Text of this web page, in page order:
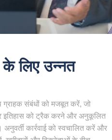
के लिए उन्नत
संबंधों को मजबूत करें, जो
इतिहास को ट्रैक करने और अनुकूलित
कार्रवाई को स्वचालित करें और